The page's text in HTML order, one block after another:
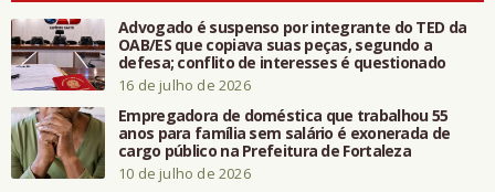
Advogado é suspenso por integrante do TED da
OAB/ES que copiava suas peças, segundo a
defesa; conflito de interesses é questionado
16 de julho de 2026
Empregadora de doméstica que trabalhou 55
anos para família sem salário é exonerada de
cargo público na Prefeitura de Fortaleza
10 de julho de 2026